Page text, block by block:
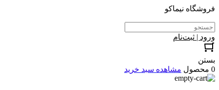
فروشگاه نیماکو
ورود | ثبت‌نام
بستن
0 محصول
مشاهده سبد خرید